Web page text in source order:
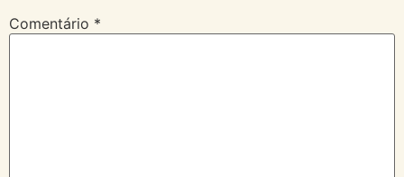
Comentário *